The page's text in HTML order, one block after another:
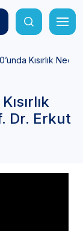
Kısırlık
Dr. Erkut